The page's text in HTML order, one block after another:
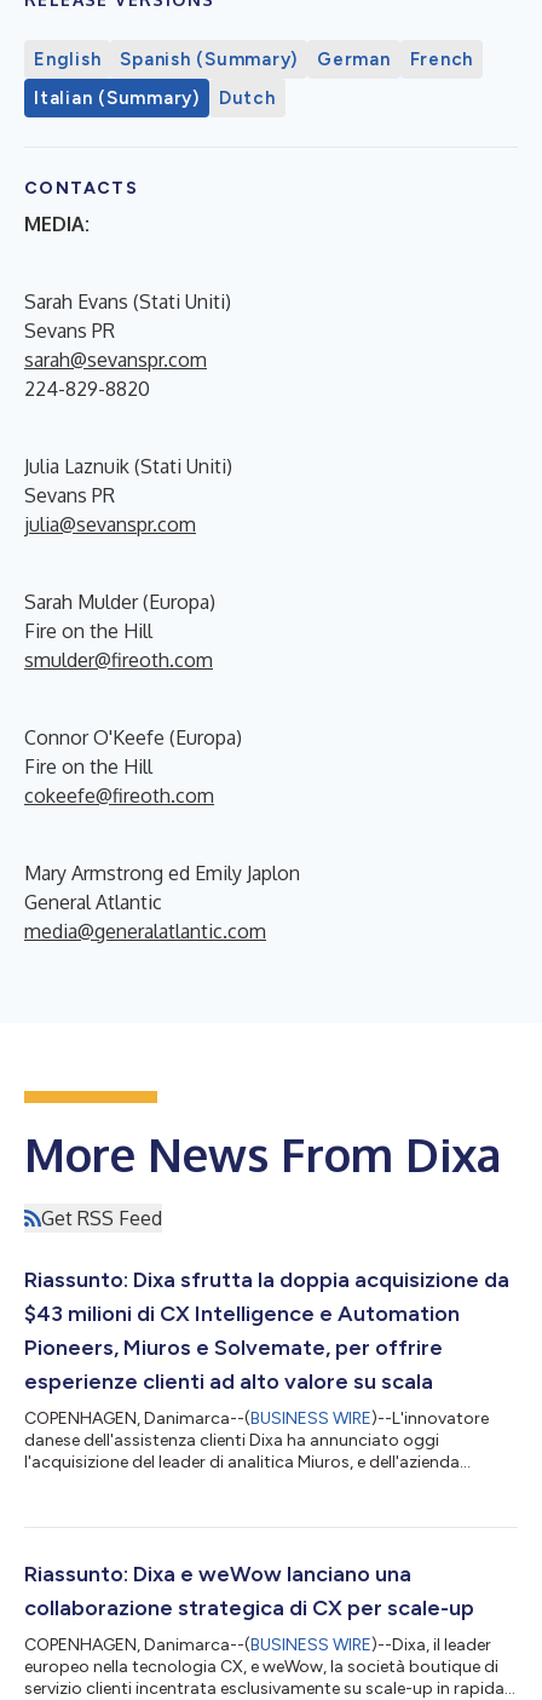
English Spanish (Summary) German
French
Italian (Summary)
Dutch
CONTACTS
MEDIA:
Sarah Evans (Stati Uniti)
Sevans PR
sarah@sevanspr.com
224-829-8820
Julia Laznuik (Stati Uniti)
Sevans PR
julia@sevanspr.com
Sarah Mulder (Europa)
Fire on the Hill
smulder@fireoth.com
Connor O'Keefe (Europa)
Fire on the Hill
cokeefe@fireoth.com
Mary Armstrong ed Emily Japlon
General Atlantic
media@generalatlantic.com
More News From Dixa
Get RSS Feed
Riassunto: Dixa sfrutta la doppia acquisizione da
$43 milioni di CX Intelligence e Automation
Pioneers, Miuros e Solvemate, per offrire
esperienze clienti ad alto valore su scala
COPENHAGEN, Danimarca--(BUSINESS WIRE)--L'innovatore
danese dell'assistenza clienti Dixa ha annunciato oggi
l'acquisizione del leader di analitica Miuros, e dell'azienda
ufficiale che fa fede. Le traduzioni sono offerte unicamente per
originale, che è l'unico giuridicamente valido....
Riassunto: Dixa e weWow lanciano una
collaborazione strategica di CX per scale-up
COPENHAGEN, Danimarca--(BUSINESS WIRE)--Dixa, il leader
europeo nella tecnologia CX, e weWow, la società boutique di
servizio clienti incentrata esclusivamente su scale-up in rapida